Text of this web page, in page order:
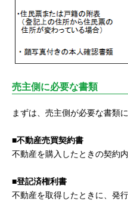
売主側に必要な書類
まずは、売主側が必要な書類
■不動産売買契約書
不動産を購入したときの契約
■登記済権利書
不動産を取得したときに、発